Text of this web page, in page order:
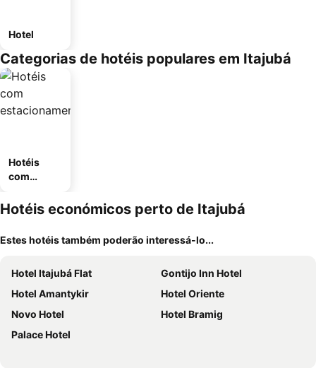
Hotel
Categorias de hotéis populares em Itajubá
Hotéis
com
mento
Hotéis económicos perto de Itajubá
Estes hotéis também poderão interessá-lo...
Hotel Itajubá Flat
Gontijo Inn Hotel
Hotel Amantykir
Hotel Oriente
Novo Hotel
Hotel Bramig
Palace Hotel